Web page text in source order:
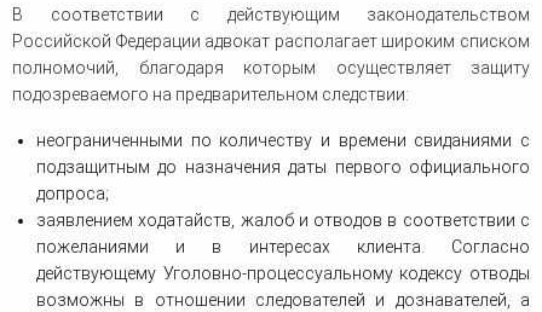
В соответствии с действующим законодательством
Российской Федерации адвокат располагает широким списком
полномочий, благодаря которым осуществляет защиту
подозреваемого на предварительном следствии:
неограниченными по количеству и времени свиданиями с
подзащитным до назначения даты первого официального
допроса;
заявлением ходатайств, жалоб и отводов в соответствии с
пожеланиями и в интересах клиента. Согласно
действующему Уголовно-процессуальному кодексу отводы
возможны в отношении следователей и дознавателей, а